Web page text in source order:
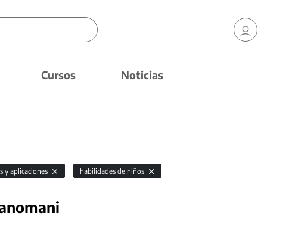
Cursos Noticias
y aplicaciones habilidades de niños